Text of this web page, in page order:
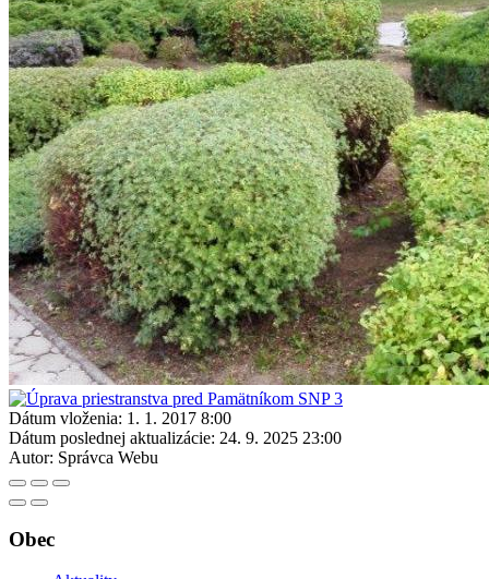
Dátum vloženia: 1. 1. 2017 8:00
Dátum poslednej aktualizácie: 24. 9. 2025 23:00
Autor: Správca Webu
Obec